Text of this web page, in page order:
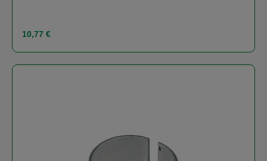
Regulärer Preis:
10,77 €